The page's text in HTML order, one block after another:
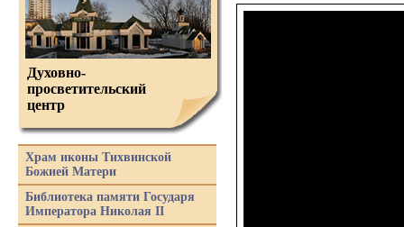
Духовно-
просветительский
центр
Храм иконы Тихвинской
Божией Матери
Библиотека памяти Государя
Императора Николая II